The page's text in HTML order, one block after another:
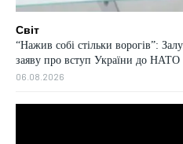
Світ
“Нажив собі стільки ворогів”:
заяву про вступ України до НАТО
06.08.2026